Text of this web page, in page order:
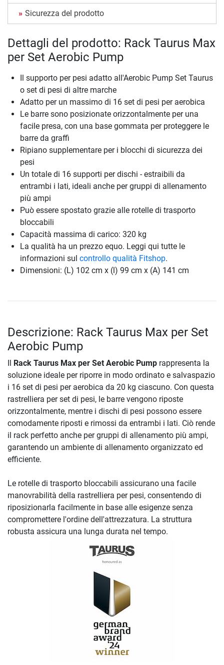
Sicurezza del prodotto
Dettagli del prodotto: Rack Taurus Max
per Set Aerobic Pump
Il supporto per pesi adatto all'Aerobic Pump Set Taurus
o set di pesi di altre marche
Adatto per un massimo di 16 set di pesi per aerobica
Le barre sono posizionate orizzontalmente per una
facile presa, con una base gommata per proteggere le
barre da graffi
Ripiano supplementare per i blocchi di sicurezza dei
pesi
Un totale di 16 supporti per dischi - estraibili da
entrambi i lati, ideali anche per gruppi di allenamento
più ampi
Può essere spostato grazie alle rotelle di trasporto
bloccabili
Capacità massima di carico: 320 kg
La qualità ha un prezzo equo. Leggi qui tutte le
informazioni sul controllo qualità Fitshop.
Dimensioni: (L) 102 cm x (l) 99 cm x (A) 141 cm
Descrizione: Rack Taurus Max per Set
Aerobic Pump
Rack Taurus Max per Set Aerobic Pump rappresenta la
soluzione ideale per riporre in modo ordinato e salvaspazio
i 16 set di pesi per aerobica da 20 kg ciascuno. Con questa
rastrelliera per set di pesi, le barre vengono riposte
orizzontalmente, mentre i dischi di pesi possono essere
comodamente riposti e rimossi da entrambi i lati. Ciò rende
il rack perfetto anche per gruppi di allenamento più ampi,
garantendo un ambiente di allenamento organizzato ed
efficiente.
Le rotelle di trasporto bloccabili assicurano una facile
manovrabilità della rastrelliera per pesi, consentendo di
riposizionarla facilmente in base alle esigenze senza
compromettere l'ordine dell'attrezzatura. La struttura
robusta assicura una lunga durata nel tempo.